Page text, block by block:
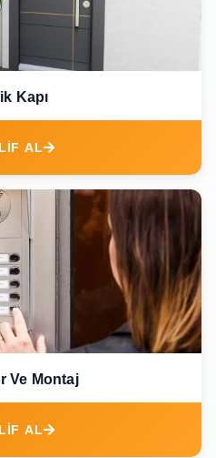
Kapı
AL
Ve Montaj
AL